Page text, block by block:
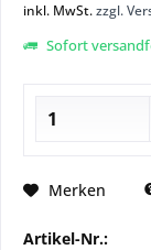
inkl. MwSt.zzgl.
Sofort
Merken
Artikel-Nr.: